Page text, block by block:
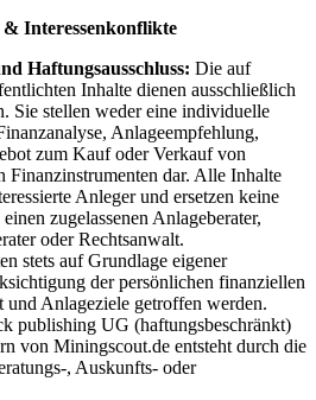
Interessenkonflikte
Haftungsausschluss: Die auf
Inhalte dienen ausschließlich
Sie stellen weder eine individuelle
Anlageempfehlung,
zum Kauf oder Verkauf von
Finanzinstrumenten dar. Alle Inhalte
Anleger und ersetzen keine
zugelassenen Anlageberater,
oder Rechtsanwalt.
stets auf Grundlage eigener
der persönlichen finanziellen
und Anlageziele getroffen werden.
publishing UG (haftungsbeschränkt)
von Miningscout.de entsteht durch die
, Auskunfts- oder